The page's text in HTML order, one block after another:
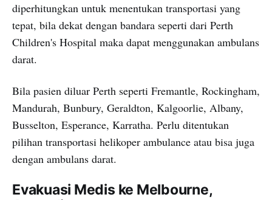
diperhitungkan untuk menentukan transportasi yang
tepat, bila dekat dengan bandara seperti dari Perth
Children's Hospital maka dapat menggunakan ambulans
darat.
Bila pasien diluar Perth seperti Fremantle, Rockingham,
Mandurah, Bunbury, Geraldton, Kalgoorlie, Albany,
Busselton, Esperance, Karratha. Perlu ditentukan
pilihan transportasi helikoper ambulance atau bisa juga
dengan ambulans darat.
Evakuasi Medis ke Melbourne,